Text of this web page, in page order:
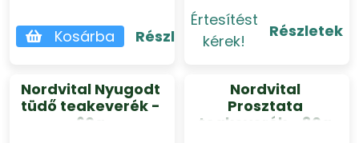
Kosárba Részletek
Értesítést
kérek!
Részletek
Nordvital Nyugodt
tüdő teakeverék -
60g
Nordvital
Prosztata
teakeverék - 80g